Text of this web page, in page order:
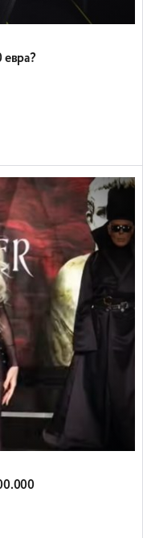
евра?